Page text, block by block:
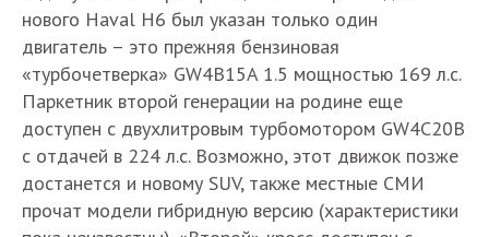
нового Haval H6 был указан только один
двигатель – это прежняя бензиновая
«турбочетверка» GW4B15A 1.5 мощностью 169 л.с.
Паркетник второй генерации на родине еще
доступен с двухлитровым турбомотором GW4C20B
с отдачей в 224 л.с. Возможно, этот движок позже
достанется и новому SUV, также местные СМИ
прочат модели гибридную версию (характеристики